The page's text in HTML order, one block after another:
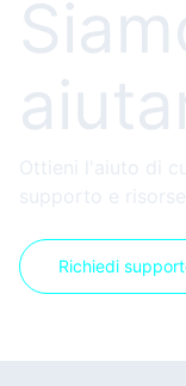
Ottieni l'aiuto di
supporto e risorse.
Richiedi